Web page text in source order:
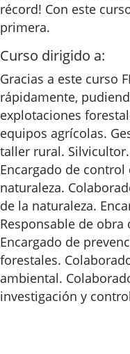
récord! Con este
primera.
Curso dirigido a:
Gracias a este curso
rápidamente,
explotaciones
equipos agrícolas.
taller rural.
Encargado de
naturaleza.
de la naturaleza.
Responsable de
Encargado de
forestales.
ambiental.
investigación y